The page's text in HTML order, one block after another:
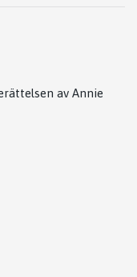
av Annie